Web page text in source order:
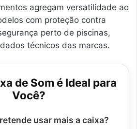
agregam versatilidade ao
com proteção contra
perto de piscinas,
técnicos das marcas.
de Som é Ideal para
Você?
usar mais a caixa?